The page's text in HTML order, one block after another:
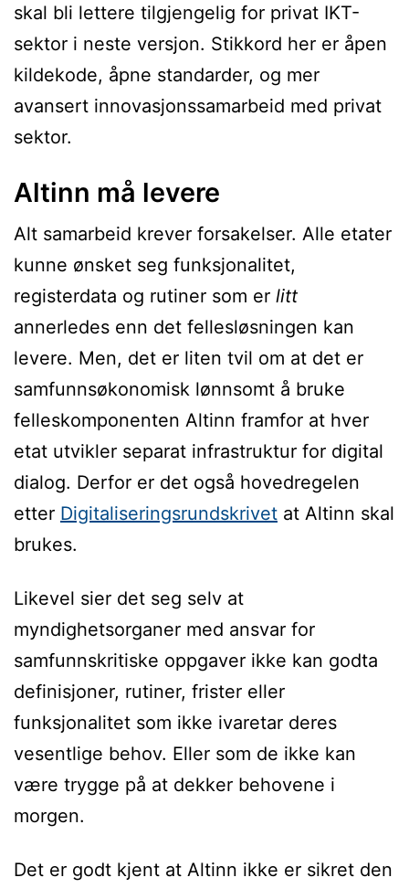
skal bli lettere tilgjengelig for privat IKT-
sektor i neste versjon. Stikkord her er åpen
kildekode, åpne standarder, og mer
avansert innovasjonssamarbeid med privat
sektor.
Altinn må levere
Alt samarbeid krever forsakelser. Alle etater
kunne ønsket seg funksjonalitet,
registerdata og rutiner som er litt
annerledes enn det fellesløsningen kan
levere. Men, det er liten tvil om at det er
samfunnsøkonomisk lønnsomt å bruke
felleskomponenten Altinn framfor at hver
etat utvikler separat infrastruktur for digital
dialog. Derfor er det også hovedregelen
etter Digitaliseringsrundskrivet at Altinn skal
brukes.
Likevel sier det seg selv at
myndighetsorganer med ansvar for
samfunnskritiske oppgaver ikke kan godta
definisjoner, rutiner, frister eller
funksjonalitet som ikke ivaretar deres
vesentlige behov. Eller som de ikke kan
være trygge på at dekker behovene i
morgen.
Det er godt kjent at Altinn ikke er sikret den